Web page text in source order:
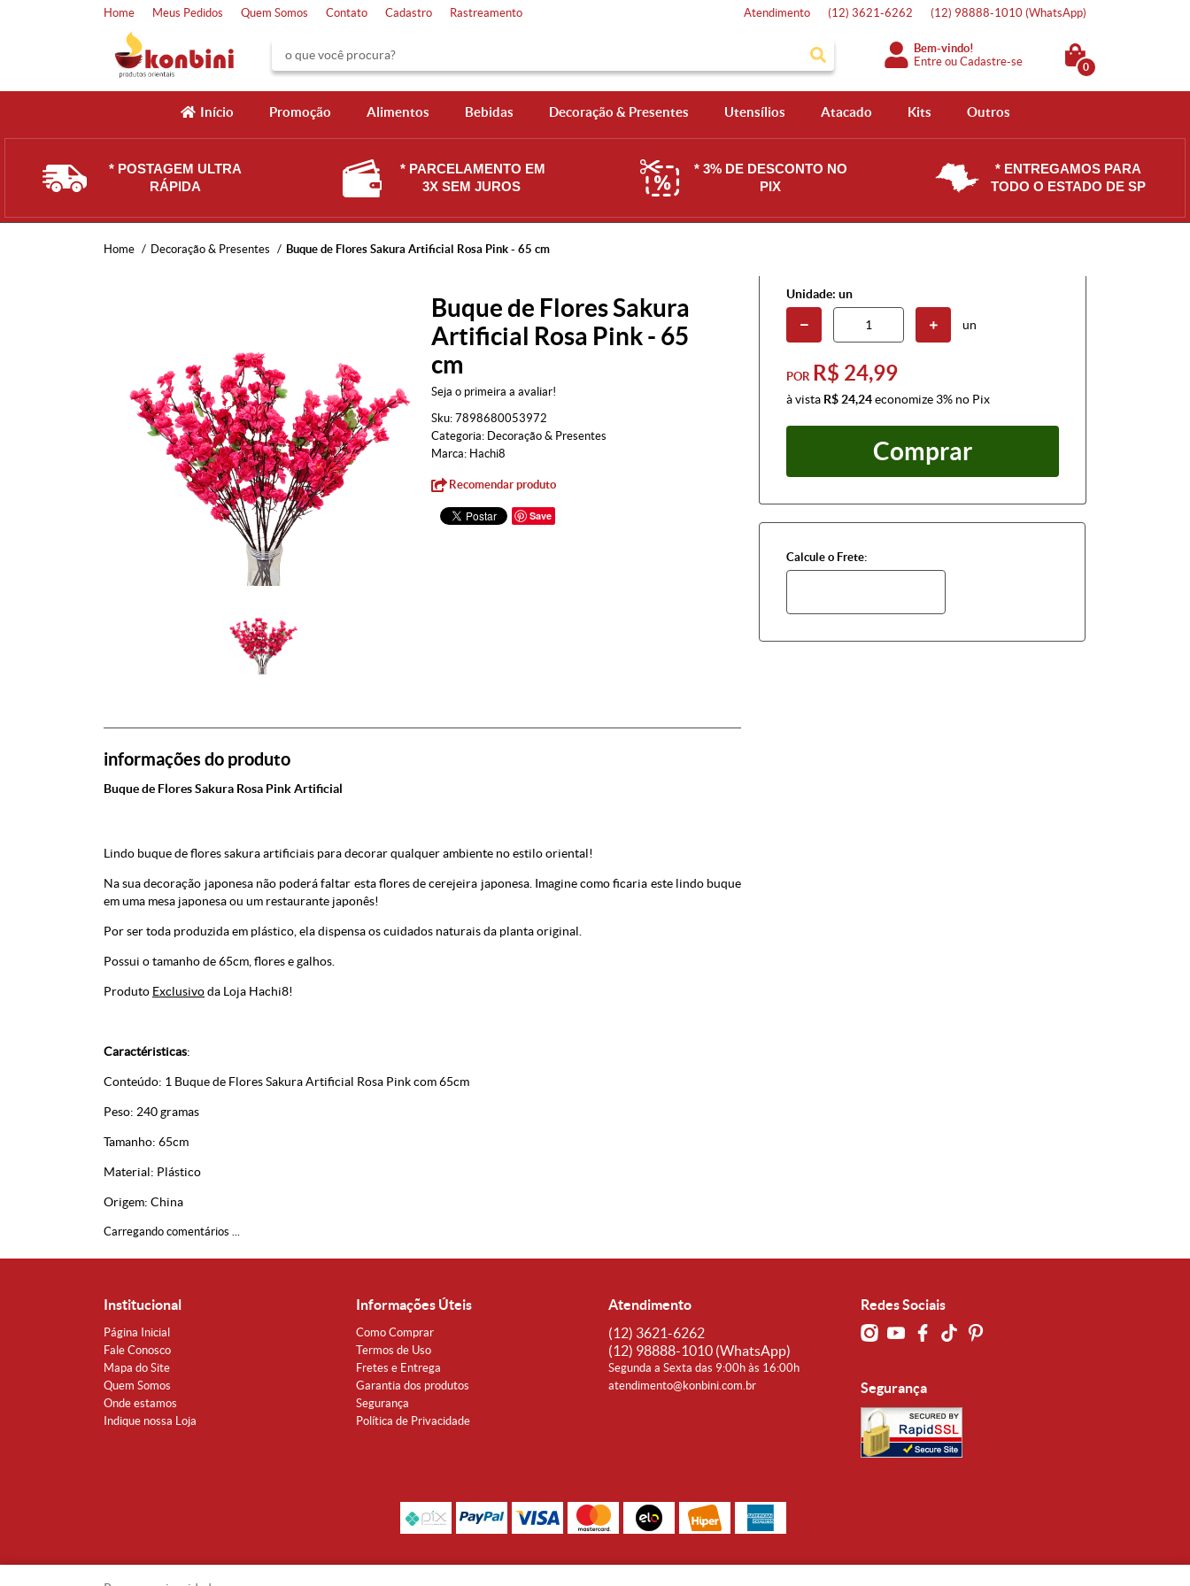
Home Meus Pedidos Quem Somos Contato Cadastro Rastreamento Atendimento (12) 3621-6262 (12) 98888-1010 (WhatsApp)
Bem-vindo!
Entre ouCadastre-se 0
Início Promoção Alimentos Bebidas Decoração & Presentes Utensílios Atacado Kits Outros
* POSTAGEM ULTRA
RÁPIDA
* PARCELAMENTO EM
3X SEM JUROS
* 3% DE DESCONTO NO
PIX
* ENTREGAMOS PARA
TODO O ESTADO DE SP
Home Decoração & Presentes Buque de Flores Sakura Artificial Rosa Pink - 65 cm
Buque de Flores Sakura
Artificial Rosa Pink - 65
cm
Seja o primeira a avaliar!
Sku: 7898680053972
Categoria: Decoração & Presentes
Marca: Hachi8
Recomendar produto
Save
Unidade: un
un
POR R$ 24,99
à vista R$ 24,24economize 3% no Pix
Comprar
Calcule o Frete:
informações do produto
Buque de Flores Sakura Rosa Pink Artificial
Lindo buque de flores sakura artificiais para decorar qualquer ambiente no estilo oriental!
Na sua decoração japonesa não poderá faltar esta flores de cerejeira japonesa. Imagine como ficaria este lindo buque
em uma mesa japonesa ou um restaurante japonês!
Por ser toda produzida em plástico, ela dispensa os cuidados naturais da planta original.
Possui o tamanho de 65cm, flores e galhos.
Produto Exclusivoda Loja Hachi8!
Caractéristicas:
Conteúdo: 1 Buque de Flores Sakura Artificial Rosa Pink com 65cm
Peso: 240 gramas
Tamanho: 65cm
Material: Plástico
Origem: China
Carregando comentários ...
Institucional
Página Inicial
Fale Conosco
Mapa do Site
Quem Somos
Onde estamos
Indique nossa Loja
Informações Úteis
Como Comprar
Termos de Uso
Fretes e Entrega
Garantia dos produtos
Segurança
Política de Privacidade
Atendimento
(12) 3621-6262
(12) 98888-1010 (WhatsApp)
Segunda a Sexta das 9:00h às 16:00h
atendimento@konbini.com.br
Redes Sociais
Segurança